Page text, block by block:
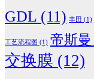
GDL (11) 丰田 (1)
工艺流程图 (1) 帝斯曼
交换膜 (12)